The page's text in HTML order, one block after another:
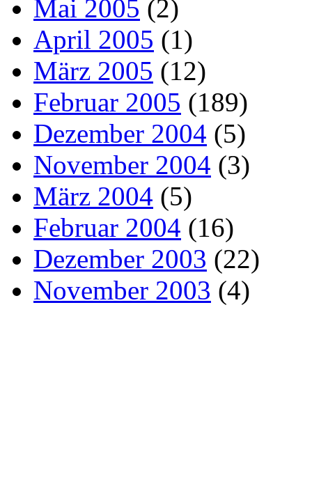
Mai 2005 (2)
April 2005 (1)
März 2005 (12)
Februar 2005 (189)
Dezember 2004 (5)
November 2004 (3)
März 2004 (5)
Februar 2004 (16)
Dezember 2003 (22)
November 2003 (4)